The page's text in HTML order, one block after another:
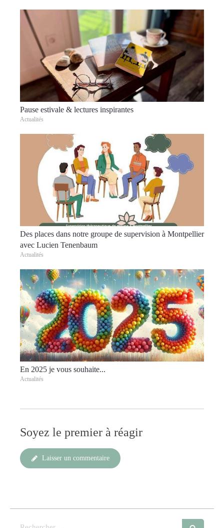
Pause estivale & lectures inspirantes
Actualités
Des places dans notre groupe de supervision à Montpellier
avec Lucien Tenenbaum
Actualités
En 2025 je vous souhaite...
Actualités
Soyez le premier à réagir
Laisser un commentaire
Rechercher